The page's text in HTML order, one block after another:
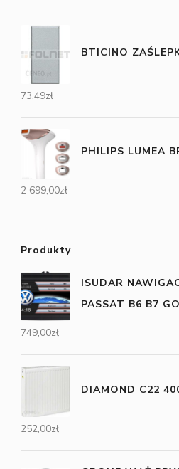
BTICINO
73,49zł
PHILIPS LUMEA
2 699,00zł
Produkty
ISUDAR
PASSAT B6 B7
749,00zł
DIAMOND C22
252,00zł